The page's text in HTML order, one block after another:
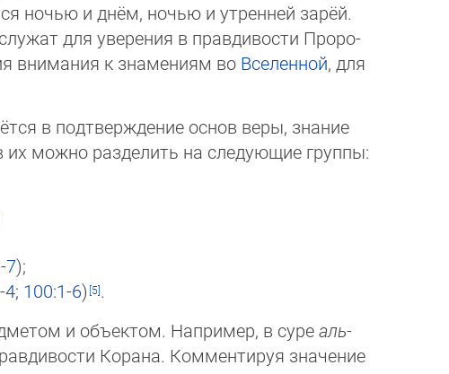
ночью и днём, ночью и утренней за­рёй.
для уверения в правдивости Про­ро­
внимания к знамениям во Все­лен­ной, для
в подтверждение основ веры, знание
их можно разделить на следующие груп­пы:
7);
4; 100:1-6)
.
и объектом. Например, в суреаль-
Корана. Комментируя значение